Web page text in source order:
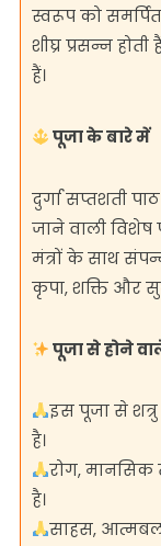
स्वरूप को
शीघ्र प्रसन्न
हैं।
पूजा के बारे में
दुर्गा सप्तशती
जाने वाली विशेष
मंत्रों के साथ
कृपा, शक्ति और
पूजा से होने
इस पूजा से शत्रु
है।
रोग, मानसिक
है।
साहस, आत्मबल